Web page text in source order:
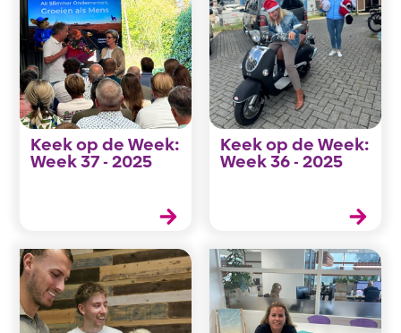
Keek op de Week:
Week 37 - 2025
Keek op de Week:
Week 36 - 2025